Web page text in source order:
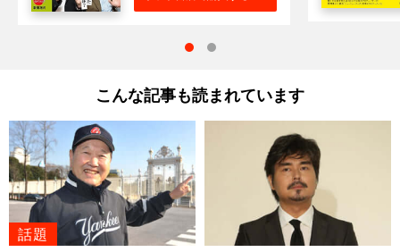
こんな記事も読まれています
話題